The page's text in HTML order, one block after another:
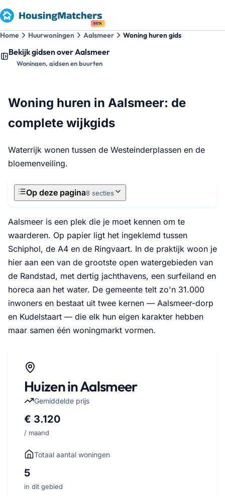
BETA
Home Huurwoningen Aalsmeer Woning huren gids
Bekijk gidsen over Aalsmeer
Woningen, gidsen en buurten
Woning huren in Aalsmeer: de
complete wijkgids
Waterrijk wonen tussen de Westeinderplassen en de
bloemenveiling.
Op deze pagina8 secties
Aalsmeer is een plek die je moet kennen om te
waarderen. Op papier ligt het ingeklemd tussen
Schiphol, de A4 en de Ringvaart. In de praktijk woon je
hier aan een van de grootste open watergebieden van
de Randstad, met dertig jachthavens, een surfeiland en
horeca aan het water. De gemeente telt zo'n 31.000
inwoners en bestaat uit twee kernen — Aalsmeer-dorp
en Kudelstaart — die elk hun eigen karakter hebben
maar samen één woningmarkt vormen.
Huizen in Aalsmeer
Gemiddelde prijs
€ 3.120
/ maand
Totaal aantal woningen
5
in dit gebied